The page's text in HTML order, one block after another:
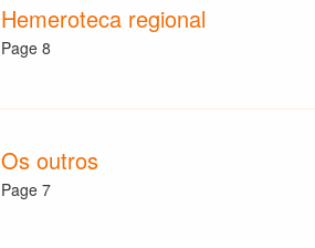
Hemeroteca regional
Page 8
Os outros
Page 7